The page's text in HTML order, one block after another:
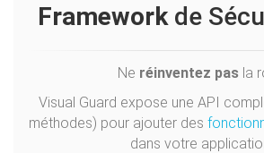
Frameworkde
Ne réinventez pas la
Visual Guard expose une API
méthodes) pour ajouter des
dans votre